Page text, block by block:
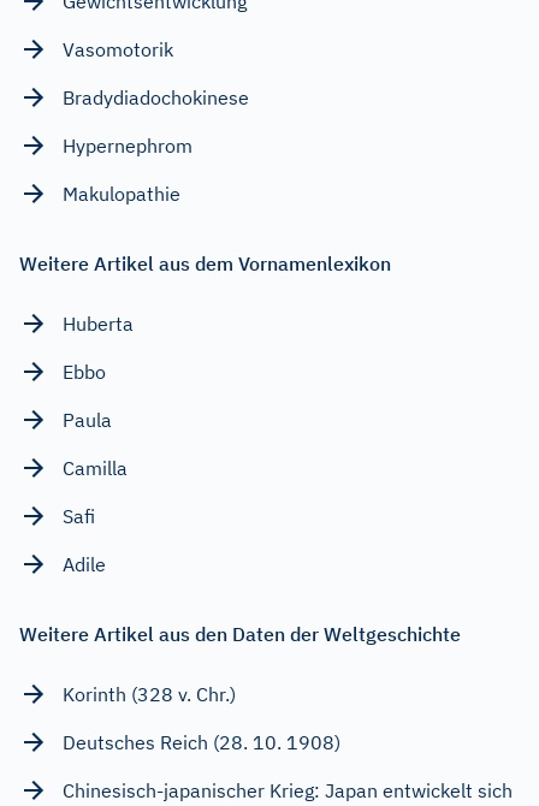
Vasomotorik
Bradydiadochokinese
Hypernephrom
Makulopathie
Weitere Artikel aus dem Vornamenlexikon
Huberta
Ebbo
Paula
Camilla
Safi
Adile
Weitere Artikel aus den Daten der Weltgeschichte
Korinth (328 v. Chr.)
Deutsches Reich (28. 10. 1908)
Chinesisch-japanischer Krieg: Japan entwickelt sich